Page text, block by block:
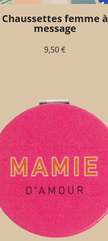
Chaussettes femme à
message
9,50€